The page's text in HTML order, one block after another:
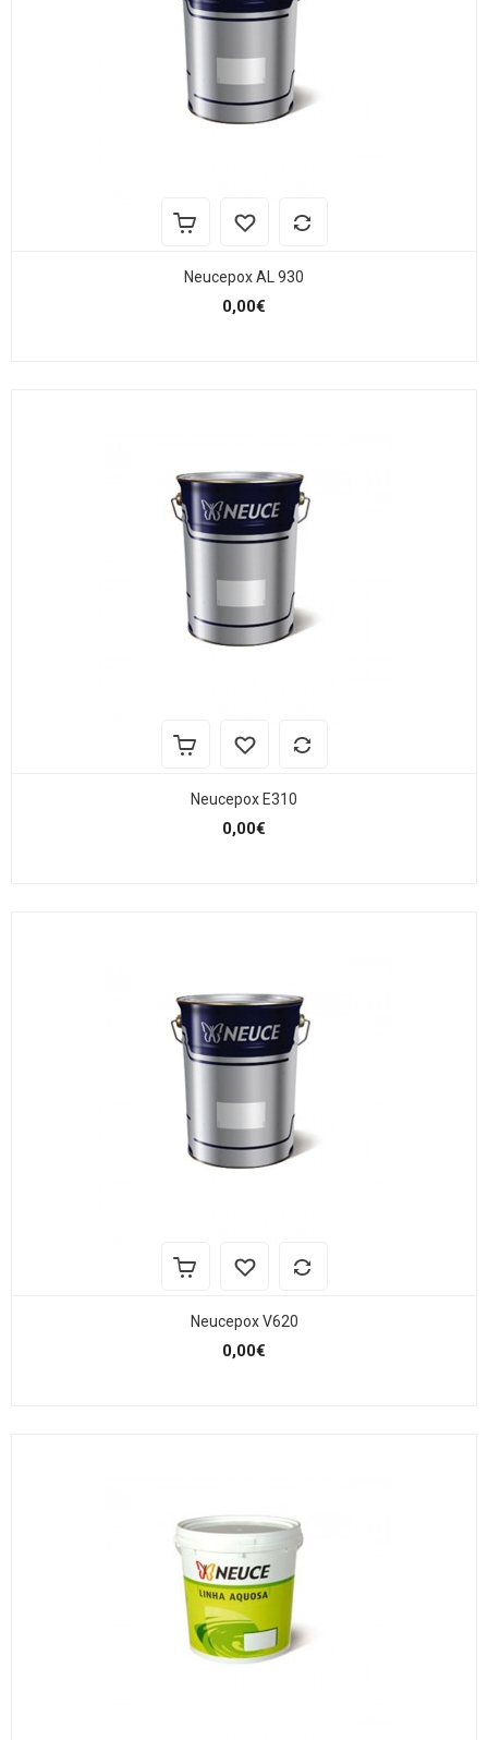
Neucepox AL 930
0,00€
Neucepox E310
0,00€
Neucepox V620
0,00€